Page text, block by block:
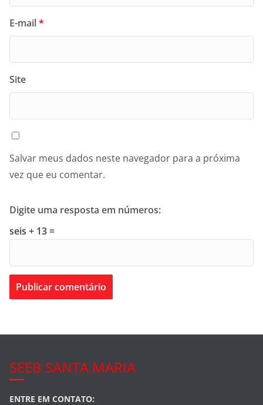
E-mail*
Site
Salvar meus dados neste navegador para a próxima
vez que eu comentar.
Digite uma resposta em números:
seis + 13 =
SEEB SANTA MARIA
ENTRE EM CONTATO: